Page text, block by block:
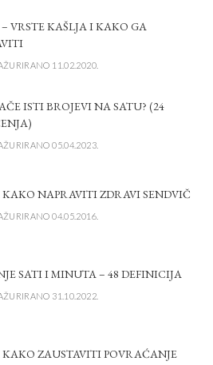
VRSTE KAŠLJA I KAKO GA
11.02.2020.
ISTI BROJEVI NA SATU? (24
05.04.2023.
KAKO NAPRAVITI ZDRAVI SENDVIČ
04.05.2016.
SATI I MINUTA – 48 DEFINICIJA
31.10.2022.
KAKO ZAUSTAVITI POVRAĆANJE